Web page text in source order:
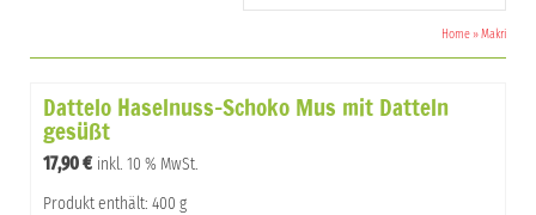
Home »Makri
Dattelo Haselnuss-Schoko Mus mit Datteln
gesüßt
17,90€ inkl. 10 % MwSt.
Produkt enthält: 400 g